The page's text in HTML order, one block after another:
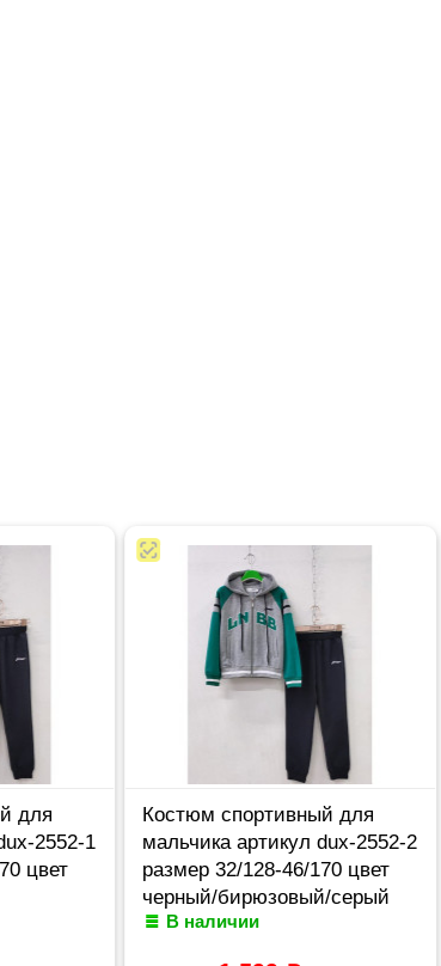
для
2552-1
цвет
Костюм спортивный для
мальчика артикул dux-2552-2
размер 32/128-46/170 цвет
черный/бирюзовый/серый
В наличии